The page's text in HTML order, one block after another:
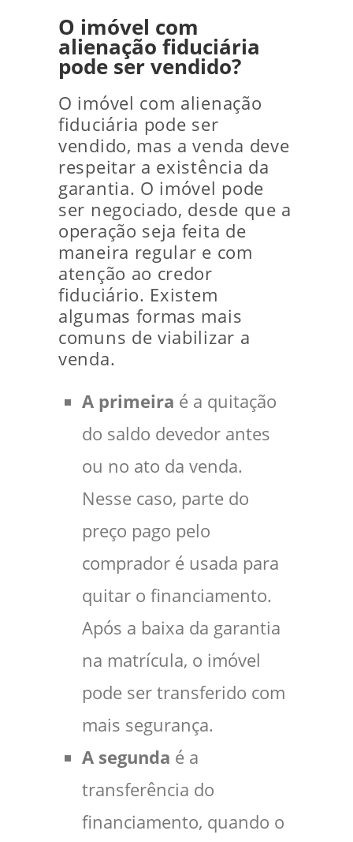
O imóvel com
alienação fiduciária
pode ser vendido?
O imóvel com alienação
fiduciária pode ser
vendido, mas a venda deve
respeitar a existência da
garantia. O imóvel pode
ser negociado, desde que a
operação seja feita de
maneira regular e com
atenção ao credor
fiduciário. Existem
algumas formas mais
comuns de viabilizar a
venda.
A primeira é a quitação
do saldo devedor antes
ou no ato da venda.
Nesse caso, parte do
preço pago pelo
comprador é usada para
quitar o financiamento.
Após a baixa da garantia
na matrícula, o imóvel
pode ser transferido com
mais segurança.
A segunda é a
transferência do
financiamento, quando o